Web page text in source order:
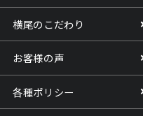
横尾のこだわり
お客様の声
各種ポリシー